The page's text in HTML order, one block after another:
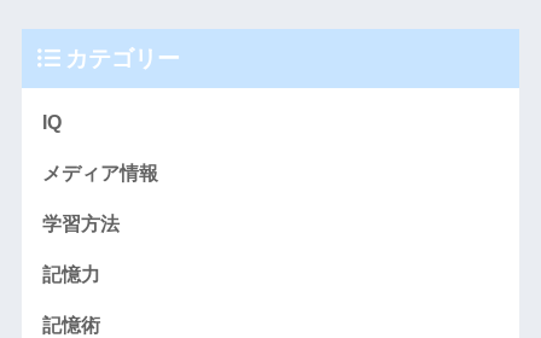
カテゴリー
IQ
メディア情報
学習方法
記憶力
記憶術